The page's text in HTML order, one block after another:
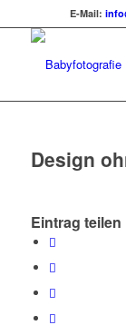
E-Mail:
Design
Eintrag teilen